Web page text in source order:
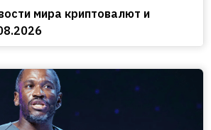
мира криптовалют и